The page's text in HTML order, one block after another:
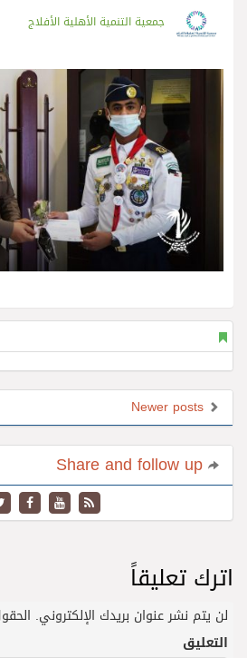
جمعية التنمية الأهلية الأفلاج
اترك تعليقاً
لن يتم نشر عنوان بريدك الإلكتروني.
التعليق